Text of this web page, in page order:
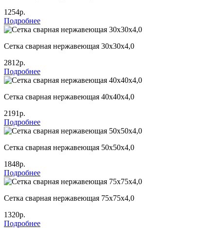
1254р.
Подробнее
Сетка сварная нержавеющая 30х30х4,0
2812р.
Подробнее
Сетка сварная нержавеющая 40х40х4,0
2191р.
Подробнее
Сетка сварная нержавеющая 50х50х4,0
1848р.
Подробнее
Сетка сварная нержавеющая 75х75х4,0
1320р.
Подробнее